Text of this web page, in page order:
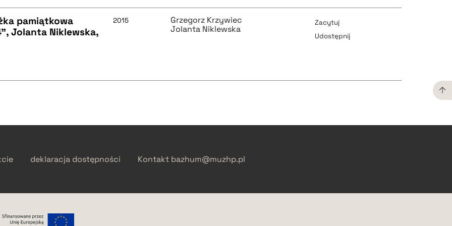
pobierz cytat
pobierz cytat
pamiątkowa
Jolanta Niklewska,
2015
Grzegorz Krzywiec
Jolanta Niklewska
Zacytuj
Udostępnij
pobierz cytat
deklaracja dostępności Kontakt bazhum@muzhp.pl